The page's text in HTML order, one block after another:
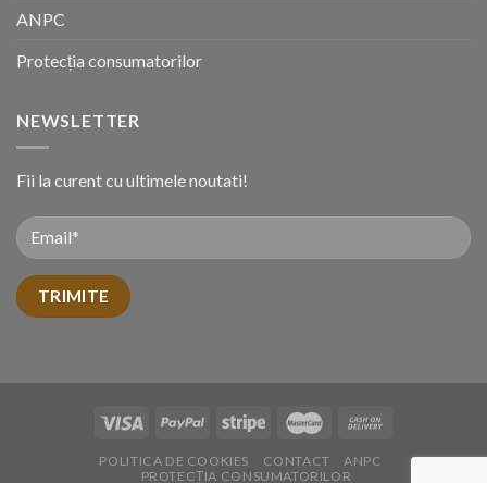
ANPC
Protecția consumatorilor
NEWSLETTER
Fii la curent cu ultimele noutati!
POLITICA DE COOKIES CONTACT
ANPC
PROTECȚIA CONSUMATORILOR